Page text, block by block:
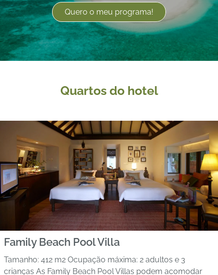
Quero o meu programa!
Quartos do hotel
Family Beach Pool Villa
Tamanho: 412 m2 Ocupação máxima: 2 adultos e 3
crianças As Family Beach Pool Villas podem acomodar